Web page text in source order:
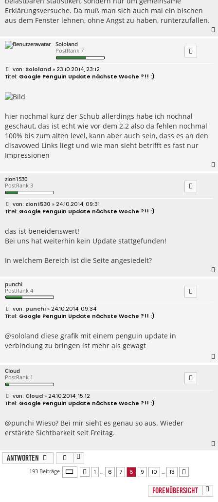
Erklärungsversuche. Da muß man sich auch mal ein bischen
aus dem Fenster lehnen, ohne Angst zu haben, runterzufallen.
Sololand
PostRank 7
B
e
r
a
Sololand» 23.10.2014, 23:12
Google Penguin Update nächste Woche ?!! :)
hier nochmal kurz der Schub allerdings habe ich nochnal
geschaut, das ist echt wie vor dem 2.2 also da fehlen nochmal
100% bis zum alten level, kann aber auch sein, dass es an den
disavowed Links liegt und wie man sieht betrifft es fast nur
Impressionen
zion1530
PostRank 3
B
e
r
a
g
zion1530 » 24.10.2014, 09:31
Google Penguin Update nächste Woche ?!! :)
das ist beneidenswert!
Bei uns hat weiterhin kein Update stattgefunden!
In welchem Bereich ist die Seite angesiedelt?
punchi
PostRank 4
B
e
r
a
g
punchi» 24.10.2014, 09:34
Google Penguin Update nächste Woche ?!! :)
@sololand diese grafik mit einem penguin update in
verbindung zu bringen ist mehr als gewagt
Cloud
PostRank 1
B
e
r
a
g
Cloud» 24.10.2014, 15:12
Google Penguin Update nächste Woche ?!! :)
@punchi Wieso? Bei mir sieht es genau so aus. Wieder
erstärkte Sichtbarkeit seit Freitag.
Antworten
193 Beiträge Seite von 13
Vorherige
1 … 6 7 8 9 10 … 13
FORENÜBERSICHT